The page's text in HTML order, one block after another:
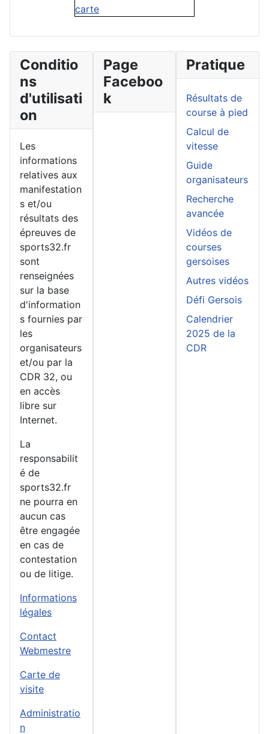
Conditio
ns
d'utilisati
on
Les
informations
relatives aux
manifestation
s et/ou
résultats des
épreuves de
sports32.fr
sont
renseignées
sur la base
d'information
s fournies par
les
organisateurs
et/ou par la
CDR 32, ou
en accès
libre sur
Internet.
La
responsabilit
é de
sports32.fr
ne pourra en
aucun cas
être engagée
en cas de
contestation
ou de litige.
Informations
légales
Contact
Webmestre
Carte de
visite
Administratio
n
Page
Faceboo
k
Pratique
Résultats de
course à pied
Calcul de
vitesse
Guide
organisateurs
Recherche
avancée
Vidéos de
courses
gersoises
Autres vidéos
Défi Gersois
Calendrier
2025 de la
CDR